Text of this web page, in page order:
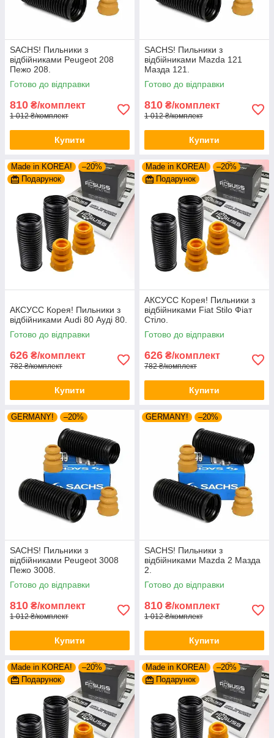
SACHS! Пильники з
відбійниками Peugeot 208
Пежо 208.
Готово до відправки
810 ₴/комплект
1 012 ₴/комплект
Купити
SACHS! Пильники з
відбійниками Mazda 121
Мазда 121.
Готово до відправки
810 ₴/комплект
1 012 ₴/комплект
Купити
Made in KOREA!
–20%
Подарунок
АКСУСС Корея! Пильники з
відбійниками Audi 80 Ауді 80.
Готово до відправки
626 ₴/комплект
782 ₴/комплект
Купити
Made in KOREA!
–20%
Подарунок
АКСУСС Корея! Пильники з
відбійниками Fiat Stilo Фіат
Стіло.
Готово до відправки
626 ₴/комплект
782 ₴/комплект
Купити
GERMANY! –20%
SACHS! Пильники з
відбійниками Peugeot 3008
Пежо 3008.
Готово до відправки
810 ₴/комплект
1 012 ₴/комплект
Купити
GERMANY! –20%
SACHS! Пильники з
відбійниками Mazda 2 Мазда
2.
Готово до відправки
810 ₴/комплект
1 012 ₴/комплект
Купити
Made in KOREA!
–20%
Подарунок
Made in KOREA!
–20%
Подарунок